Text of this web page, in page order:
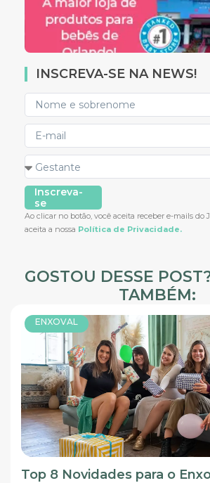
INSCREVA-SE NA NEWS!
Inscreva-
se
Ao clicar no botão, você aceita receber e-mails do
aceita a nossa Política de Privacidade.
GOSTOU DESSE
TAMBÉM:
ENXOVAL
Top 8 Novidades para o